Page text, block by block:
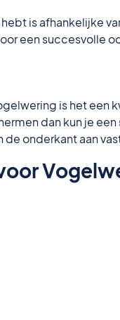
is afhankelijke
een succesvolle
is het
dan kun je
de onderkant aan